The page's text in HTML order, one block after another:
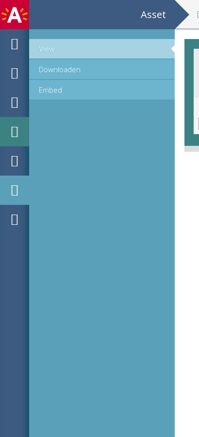
Asset
View
Downloaden
Embed